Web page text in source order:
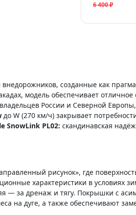
6 400 ₽
созданные как
модель обеспечивает
России и Северной
до W (270 км/ч) закрывает
SnowLink PL02: скандинавская
рисунок», где
характеристики в условиях
— за дренаж и тягу. Покрышки с
на дуге, а также обеспечивают